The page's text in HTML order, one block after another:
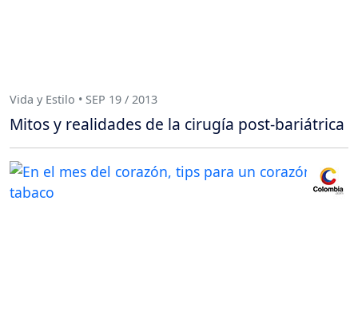
Vida y Estilo • SEP 19 / 2013
Mitos y realidades de la cirugía post-bariátrica